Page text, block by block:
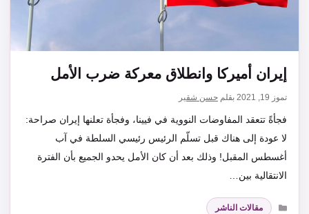
إيران أميركا وانطلاق معركة ضرب الأمل
تموز 19, 2021 بقلم حسن شقير
فجأةً تتعقد المفاوضات النووية في فيينا، وفجأة تعلنها إيران صراحة:
لا عودة إلى هناك قبل تسلّم الرئيس رئيسي السلطة في آب
أغسطس المقبل! وذلك بعد أن كان الأمل يحدو الجميع بأن الفترة
الانتقالية بين…
التصنيفات
مقالات الناشر